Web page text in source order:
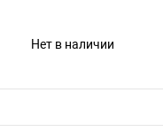
Нет в наличии